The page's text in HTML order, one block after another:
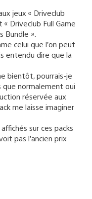
jeux « Driveclub
Driveclub Full Game
Bundle ».
celui que l’on peut
entendu dire que la
bientôt, pourrais-je
que normalement oui
réservée aux
me laisse imaginer
sur ces packs
pas l’ancien prix